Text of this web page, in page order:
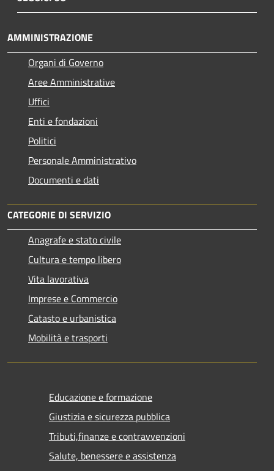
AMMINISTRAZIONE
Organi di Governo
Aree Amministrative
Uffici
Enti e fondazioni
Politici
Personale Amministrativo
Documenti e dati
CATEGORIE DI SERVIZIO
Anagrafe e stato civile
Cultura e tempo libero
Vita lavorativa
Imprese e Commercio
Catasto e urbanistica
Mobilità e trasporti
Educazione e formazione
Giustizia e sicurezza pubblica
Tributi,finanze e contravvenzioni
Salute, benessere e assistenza